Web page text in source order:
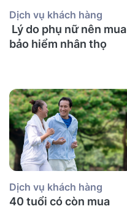
Dịch vụ khách hàng
Lý do phụ nữ nên mua
bảo hiểm nhân thọ
Dịch vụ khách hàng
40 tuổi có còn mua